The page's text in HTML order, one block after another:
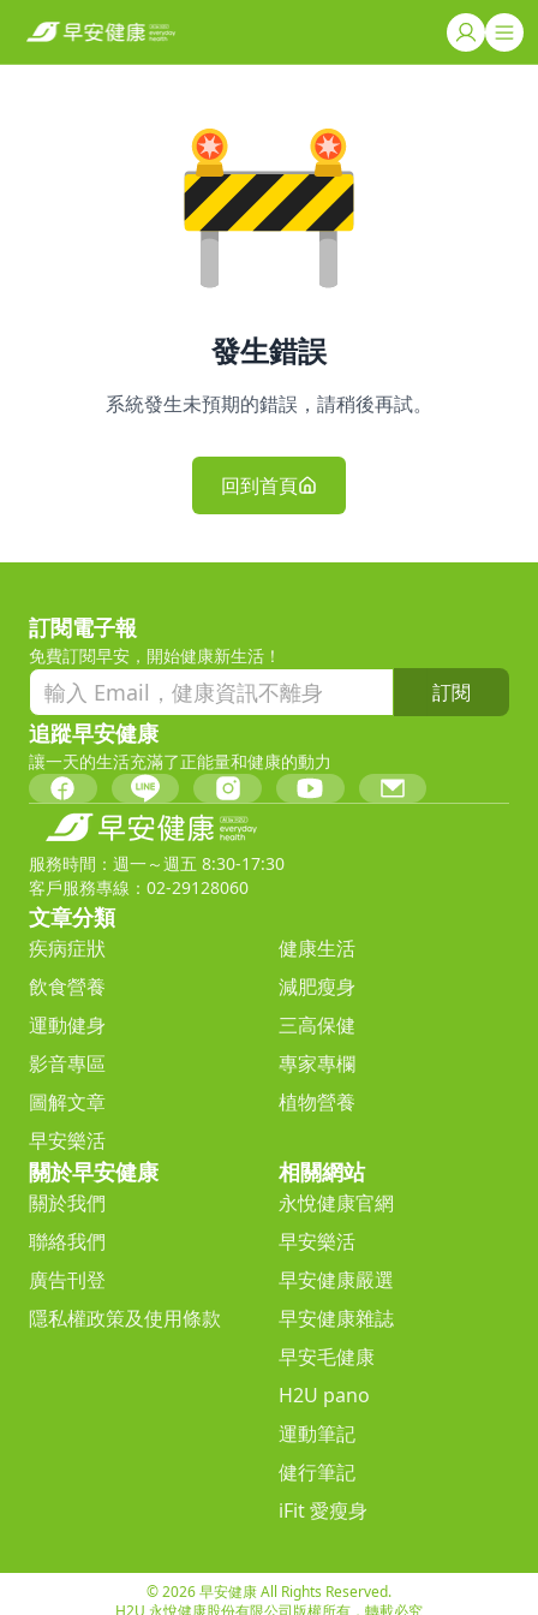
發生錯誤
系統發生未預期的錯誤，請稍後再試。
回到首頁
訂閱電子報
免費訂閱早安，開始健康新生活！
訂閱
追蹤早安健康
讓一天的生活充滿了正能量和健康的動力
服務時間：週一～週五 8:30-17:30
客戶服務專線：02-29128060
文章分類
疾病症狀
健康生活
飲食營養
減肥瘦身
運動健身
三高保健
影音專區
專家專欄
圖解文章
植物營養
早安樂活
關於早安健康
關於我們
聯絡我們
廣告刊登
隱私權政策及使用條款
相關網站
永悅健康官網
早安樂活
早安健康嚴選
早安健康雜誌
早安毛健康
H2U pano
運動筆記
健行筆記
iFit 愛瘦身
© 2026 早安健康 All Rights Reserved.
H2U 永悅健康股份有限公司版權所有，轉載必究